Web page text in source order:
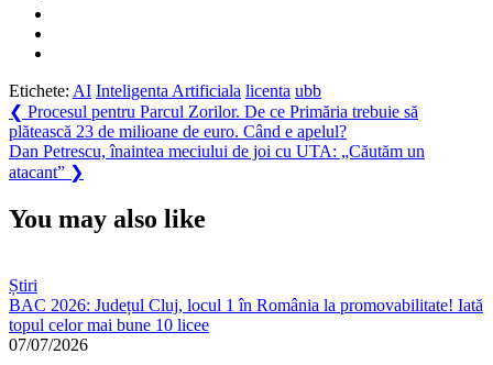
Etichete: AI Inteligenta Artificiala licenta ubb
Navigare
în
articole
❮ Previous
Post:
Procesul pentru Parcul Zorilor. De ce Primăria trebuie să
plătească 23 de milioane de euro. Când e apelul?
Next
Post:
Dan Petrescu, înaintea meciului de joi cu UTA: „Căutăm un
atacant” ❯
You may also like
Știri
BAC 2026: Județul Cluj, locul 1 în România la promovabilitate! Iată
topul celor mai bune 10 licee
07/07/2026